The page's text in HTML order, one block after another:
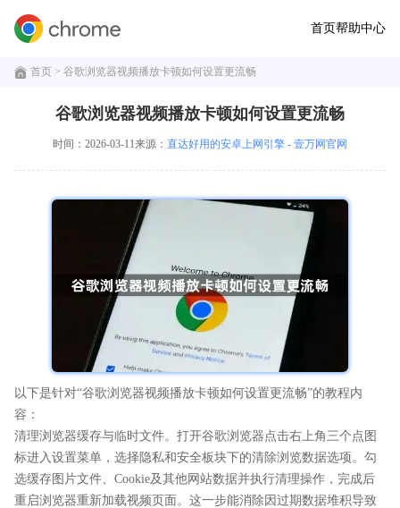
首页帮助中心
首页 > 谷歌浏览器视频播放卡顿如何设置更流畅
谷歌浏览器视频播放卡顿如何设置更流畅
时间：2026-03-11来源： 直达好用的安卓上网引擎 - 壹万网官网
以下是针对“谷歌浏览器视频播放卡顿如何设置更流畅”的教程内
容：
清理浏览器缓存与临时文件。打开谷歌浏览器点击右上角三个点图
标进入设置菜单，选择隐私和安全板块下的清除浏览数据选项。勾
选缓存图片文件、Cookie及其他网站数据并执行清理操作，完成后
重启浏览器重新加载视频页面。这一步能消除因过期数据堆积导致